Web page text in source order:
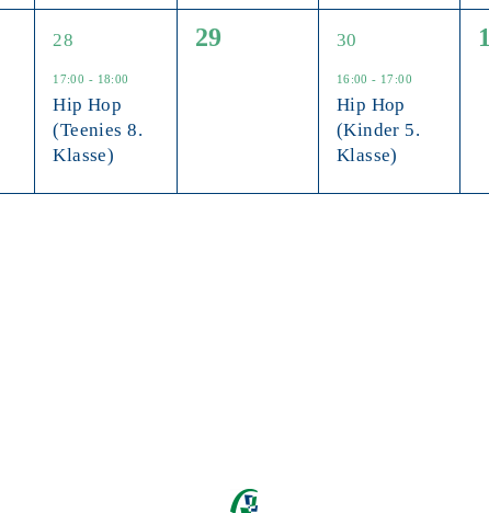
1
Veranstaltung,
28
17:00 - 18:00
Hip Hop
(Teenies 8.
Klasse)
0
Veranstaltungen,
29
1
Veranstaltung,
30
16:00- 17:00
Hip Hop
(Kinder 5.
Klasse)
0
1